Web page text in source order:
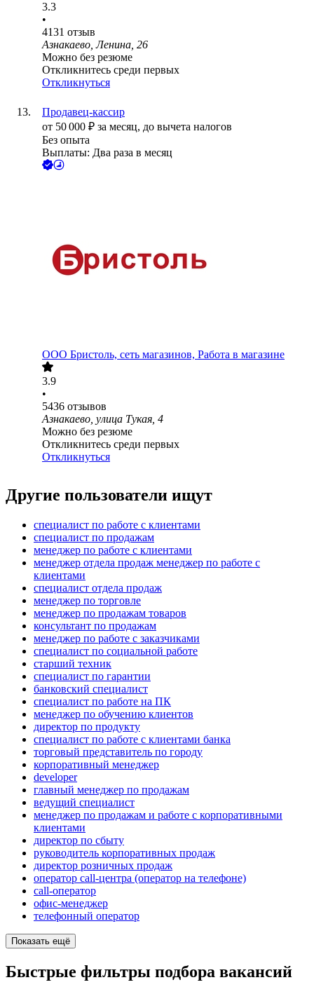
3.3
•
4131 отзыв
Азнакаево, Ленина, 26
Можно без резюме
Откликнитесь среди первых
Откликнуться
Продавец-кассир
от 50 000 ₽ за месяц, до вычета налогов
Без опыта
Выплаты: Два раза в месяц
ООО Бристоль, сеть магазинов, Работа в магазине
3.9
•
5436 отзывов
Азнакаево, улица Тукая, 4
Можно без резюме
Откликнитесь среди первых
Откликнуться
Другие пользователи ищут
специалист по работе с клиентами
специалист по продажам
менеджер по работе с клиентами
менеджер отдела продаж менеджер по работе с
клиентами
специалист отдела продаж
менеджер по торговле
менеджер по продажам товаров
консультант по продажам
менеджер по работе с заказчиками
специалист по социальной работе
старший техник
специалист по гарантии
банковский специалист
специалист по работе на ПК
менеджер по обучению клиентов
директор по продукту
специалист по работе с клиентами банка
торговый представитель по городу
корпоративный менеджер
developer
главный менеджер по продажам
ведущий специалист
менеджер по продажам и работе с корпоративными
клиентами
директор по сбыту
руководитель корпоративных продаж
директор розничных продаж
оператор call-центра (оператор на телефоне)
call-оператор
офис-менеджер
телефонный оператор
Показать ещё
Быстрые фильтры подбора вакансий